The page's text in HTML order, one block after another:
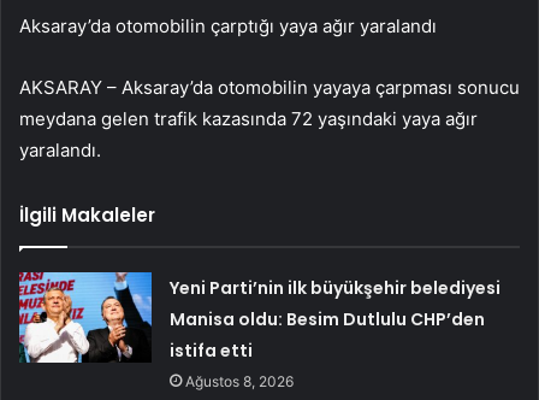
Aksaray’da otomobilin çarptığı yaya ağır yaralandı
AKSARAY – Aksaray’da otomobilin yayaya çarpması sonucu
meydana gelen trafik kazasında 72 yaşındaki yaya ağır
yaralandı.
İlgili Makaleler
Yeni Parti’nin ilk büyükşehir belediyesi
Manisa oldu: Besim Dutlulu CHP’den
istifa etti
Ağustos 8, 2026